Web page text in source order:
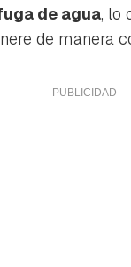
de agua, lo
de manera